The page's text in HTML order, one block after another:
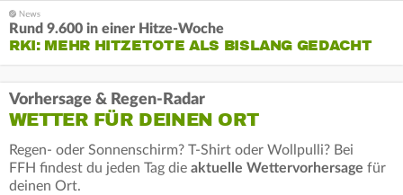
Rund 9.600 in einer Hitze-Woche
RKI: MEHR HITZETOTE ALS BISLANG GEDACHT
Vorhersage & Regen-Radar
WETTER FÜR DEINEN ORT
Regen- oder Sonnenschirm? T-Shirt oder Wollpulli? Bei
FFH findest du jeden Tag die aktuelle Wettervorhersage für
deinen Ort.